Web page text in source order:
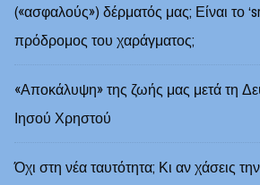
(«ασφαλούς») δέρματός μας; Είναι το
πρόδρομος του χαράγματος;
«Αποκάλυψη» της ζωής μας μετά τη
Ιησού Χρηστού
Όχι στη νέα ταυτότητα; Κι αν χάσεις